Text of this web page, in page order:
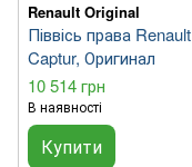
Renault Original
Піввісь права Renault
Captur, Оригинал
10 514 грн
В наявності
Купити